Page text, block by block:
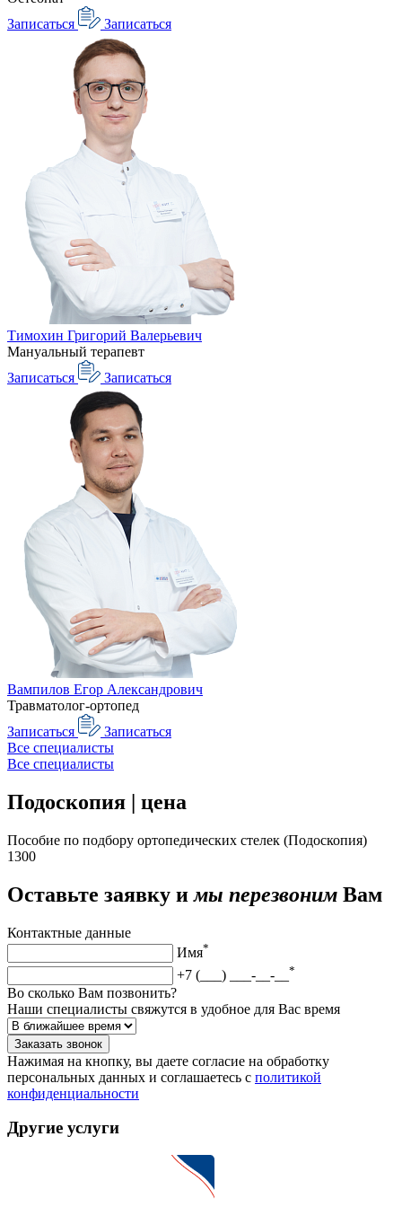
Записаться
Записаться
Тимохин Григорий Валерьевич
Мануальный терапевт
Записаться
Записаться
Вампилов Егор Александрович
Травматолог-ортопед
Записаться
Записаться
Все специалисты
Все специалисты
Подоскопия | цена
Пособие по подбору ортопедических стелек (Подоскопия)
1300
Оставьте заявку имы перезвоним Вам
Контактные данные
Имя*
+7 (___) ___-__-__ *
Во сколько Вам позвонить?
Наши специалисты свяжутся в удобное для Вас время
Заказать звонок
Нажимая на кнопку, вы даете согласие на обработку
персональных данных и соглашаетесь c политикой
конфиденциальности
Другие услуги